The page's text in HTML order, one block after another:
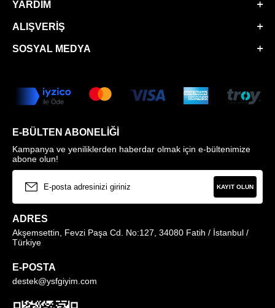
YARDIM
ALIŞVERIŞ
SOSYAL MEDYA
E-BÜLTEN ABONELIĞI
Kampanya ve yeniliklerden haberdar olmak için e-bültenimize
abone olun!
KAYIT OLUN
ADRES
Akşemsettin, Fevzi Paşa Cd. No:127, 34080 Fatih / İstanbul /
Türkiye
E-POSTA
destek@ysfgiyim.com